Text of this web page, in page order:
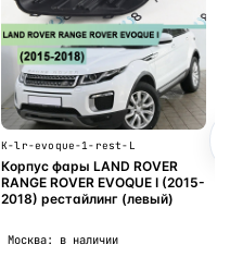
K-lr-evoque-1-rest-L
Корпус фары LAND ROVER
RANGE ROVER EVOQUE I (2015-
2018) рестайлинг (левый)
Москва: в наличии